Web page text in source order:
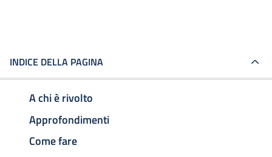
INDICE DELLA PAGINA
A chi è rivolto
Approfondimenti
Come fare